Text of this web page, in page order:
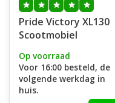
Pride Victory XL130
Scootmobiel
Op voorraad
Voor 16:00 besteld, de
volgende werkdag in
huis.